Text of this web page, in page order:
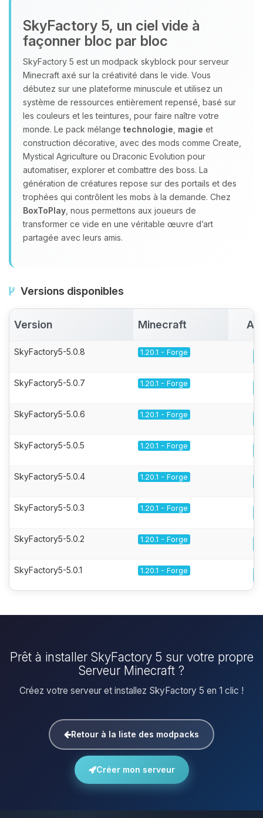
SkyFactory 5, un ciel vide à
façonner bloc par bloc
SkyFactory 5 est un modpack skyblock pour serveur
Minecraft axé sur la créativité dans le vide. Vous
débutez sur une plateforme minuscule et utilisez un
système de ressources entièrement repensé, basé sur
les couleurs et les teintures, pour faire naître votre
monde. Le pack mélange technologie magie et
construction décorative, avec des mods comme Create,
Mystical Agriculture ou Draconic Evolution pour
automatiser, explorer et combattre des boss. La
génération de créatures repose sur des portails et des
trophées qui contrôlent les mobs à la demande. Chez
BoxToPlay , nous permettons aux joueurs de
transformer ce vide en une véritable œuvre d’art
partagée avec leurs amis.
Versions disponibles
Version Minecraft
SkyFactory5-5.0.8 1.20.1 - Forge
SkyFactory5-5.0.7 1.20.1 - Forge
SkyFactory5-5.0.6 1.20.1 - Forge
SkyFactory5-5.0.5 1.20.1 - Forge
SkyFactory5-5.0.4 1.20.1 - Forge
SkyFactory5-5.0.3 1.20.1 - Forge
SkyFactory5-5.0.2 1.20.1 - Forge
SkyFactory5-5.0.1 1.20.1 - Forge
Prêt à installer SkyFactory 5 sur votre propre
Serveur Minecraft ?
Créez votre serveur et installez SkyFactory 5 en 1 clic !
Retour à la liste des modpacks
Créer mon serveur
tu as besoin et je vais remuer mes
petits circuits pour t’aider.